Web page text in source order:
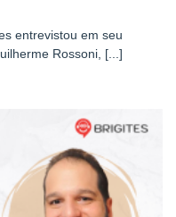
entrevistou em seu
Rossoni, [...]